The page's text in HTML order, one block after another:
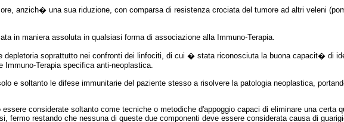
anzich� una sua riduzione, con comparsa di resistenza crociata del tumore ad altri veleni
in maniera assoluta in qualsiasi forma di associazione alla Immuno-Terapia.
depletoria soprattutto nei confronti dei linfociti, di cui � stata riconosciuta la buona capacit� di
Terapia specifica anti-neoplastica.
e soltanto le difese immunitarie del paziente stesso a risolvere la patologia neoplastica,
essere considerate soltanto come tecniche o metodiche d'appoggio capaci di eliminare una certa
fermo restando che nessuna di queste due componenti deve essere considerata causa di